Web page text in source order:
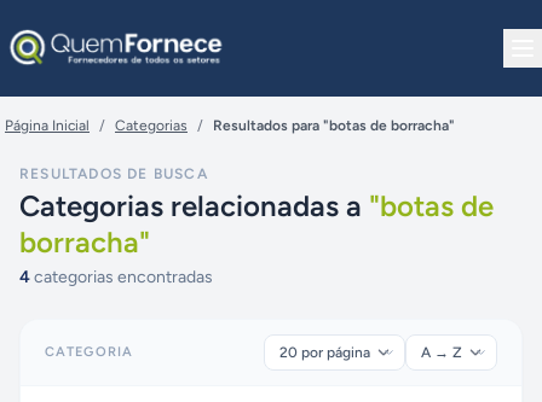
Página Inicial / Categorias / Resultados para "botas de borracha"
RESULTADOS DE BUSCA
Categorias relacionadas a "botas de
borracha"
4categorias encontradas
CATEGORIA